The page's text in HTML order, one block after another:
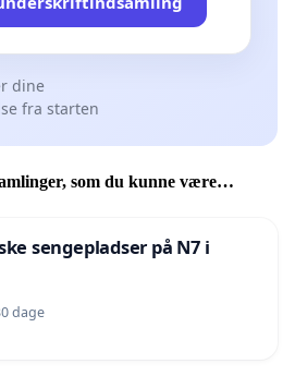
dine
fra starten
som du kunne være
sengepladser på N7 i
dage